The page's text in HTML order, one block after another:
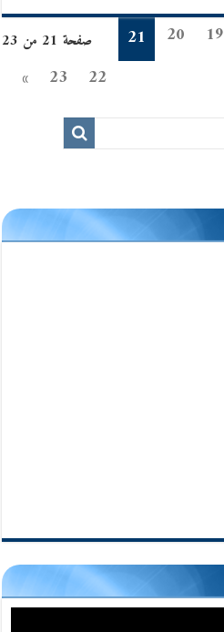
صفحة 21 من 23 19
20
21
22
23
»